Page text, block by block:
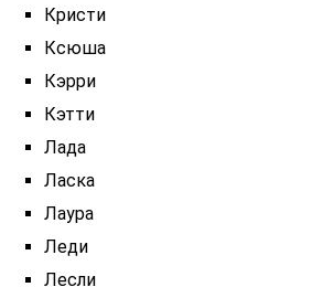
Кристи
Ксюша
Кэрри
Кэтти
Лада
Ласка
Лаура
Леди
Лесли